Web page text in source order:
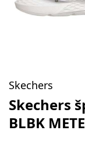
Skechers
Skechers
BLBK